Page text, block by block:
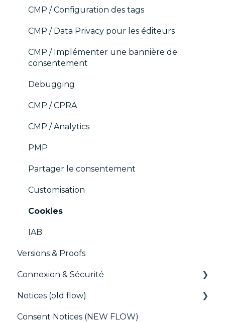
CMP / Configuration des tags
CMP / Data Privacy pour les éditeurs
CMP / Implémenter une bannière de
consentement
Debugging
CMP / CPRA
CMP / Analytics
PMP
Partager le consentement
Customisation
Cookies
IAB
Versions & Proofs
Connexion & Sécurité
SSO
Utilisateurs, Équipes et Permissions
Notices (old flow)
Déploiement et tests
Consent Notices (NEW FLOW)